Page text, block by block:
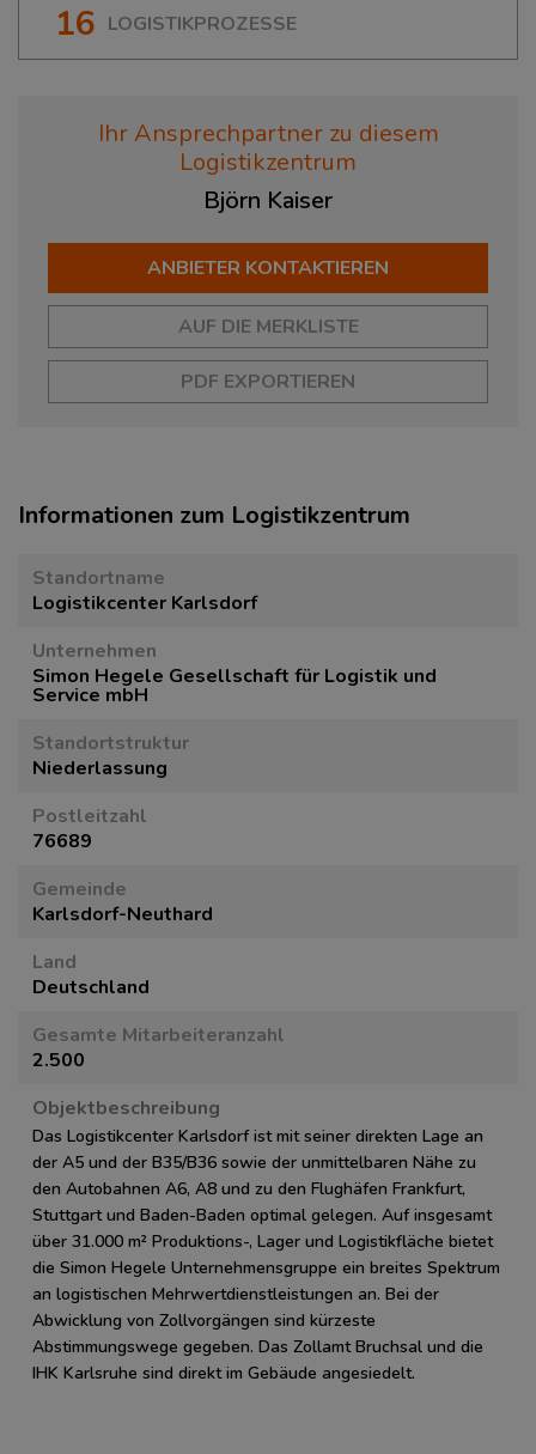
16 LOGISTIKPROZESSE
Ihr Ansprechpartner zu diesem
Logistikzentrum
Björn Kaiser
ANBIETER KONTAKTIEREN
AUF DIE MERKLISTE
PDF EXPORTIEREN
Informationen zum Logistikzentrum
Standortname
Logistikcenter Karlsdorf
Unternehmen
Simon Hegele Gesellschaft für Logistik und
Service mbH
Standortstruktur
Niederlassung
Postleitzahl
76689
Gemeinde
Karlsdorf-Neuthard
Land
Deutschland
Gesamte Mitarbeiteranzahl
2.500
Objektbeschreibung
Das Logistikcenter Karlsdorf ist mit seiner direkten Lage an
der A5 und der B35/B36 sowie der unmittelbaren Nähe zu
den Autobahnen A6, A8 und zu den Flughäfen Frankfurt,
Stuttgart und Baden-Baden optimal gelegen. Auf insgesamt
über 31.000 m² Produktions-, Lager und Logistikfläche bietet
die Simon Hegele Unternehmensgruppe ein breites Spektrum
an logistischen Mehrwertdienstleistungen an. Bei der
Abwicklung von Zollvorgängen sind kürzeste
Abstimmungswege gegeben. Das Zollamt Bruchsal und die
IHK Karlsruhe sind direkt im Gebäude angesiedelt.